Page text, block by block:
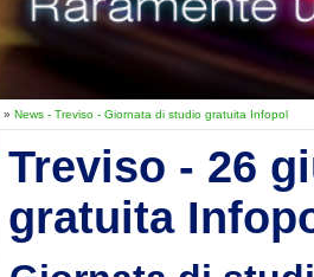
» News - Treviso - Giornata di studio gratuita Infopol
Treviso - 26
gratuita